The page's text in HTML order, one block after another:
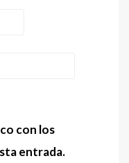
con los
entrada.